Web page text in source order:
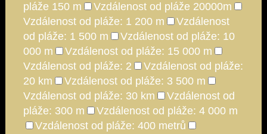
pláže 150 m
Vzdálenost od pláže 20000m
Vzdálenost od pláže: 1 200 m
Vzdálenost
od pláže: 1 500 m
Vzdálenost od pláže: 10
000 m
Vzdálenost od pláže: 15 000 m
Vzdálenost od pláže: 2
Vzdálenost od pláže:
20 km
Vzdálenost od pláže: 3 500 m
Vzdálenost od pláže: 30 km
Vzdálenost od
pláže: 300 m
Vzdálenost od pláže: 4 000 m
Vzdálenost od pláže: 400 metrů